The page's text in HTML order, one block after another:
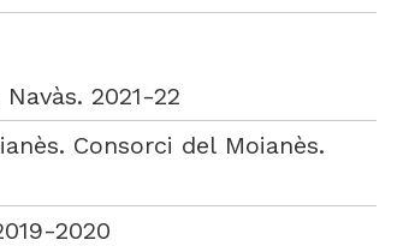
2021-22
Consorci del Moianès.
2020